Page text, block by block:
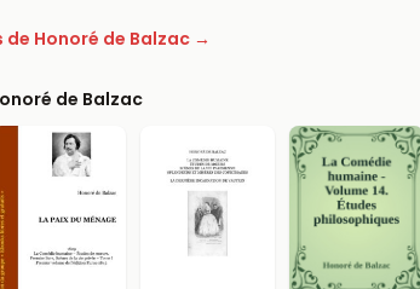
Honoré de Balzac →
de Balzac